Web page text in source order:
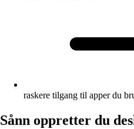
raskere tilgang til apper du
Sånn oppretter du